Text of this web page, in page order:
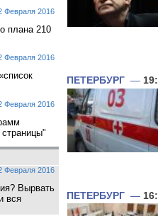
Февраля 2016
плана 210
Февраля 2016
Февраля 2016
Февраля 2016
Вырвать
вся
ПЕТЕРБУРГ —
ПЕТЕРБУРГ —